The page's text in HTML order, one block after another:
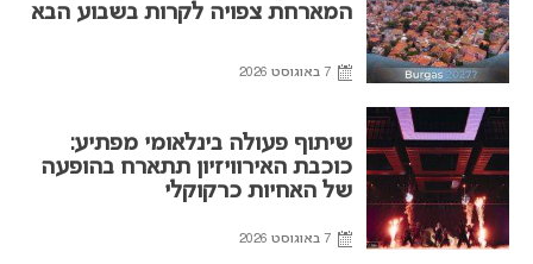
המארחת צפויה לקרות בשבוע הבא
7 באוגוסט 2026
שיתוף פעולה בינלאומי מפתיע:
כוכבת האירוויזיון תתארח בהופעה
של האחיות כרקוקלי
7 באוגוסט 2026